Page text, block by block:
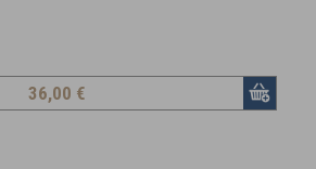
36,00 €